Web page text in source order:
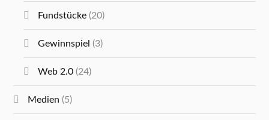
Fundstücke(20)
Gewinnspiel (3)
Web 2.0(24)
Medien (5)